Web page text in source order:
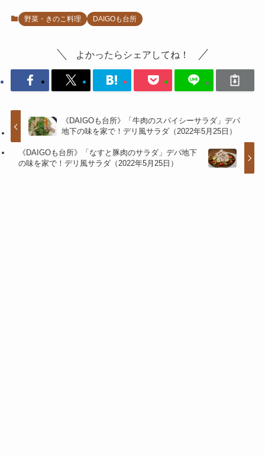
野菜・きのこ料理 DAIGOも台所
よかったらシェアしてね！
《DAIGOも台所》「牛肉のスパイシーサラダ」デパ
地下の味を家で！デリ風サラダ（2022年5月25日）
《DAIGOも台所》「なすと豚肉のサラダ」デパ地下
の味を家で！デリ風サラダ（2022年5月25日）